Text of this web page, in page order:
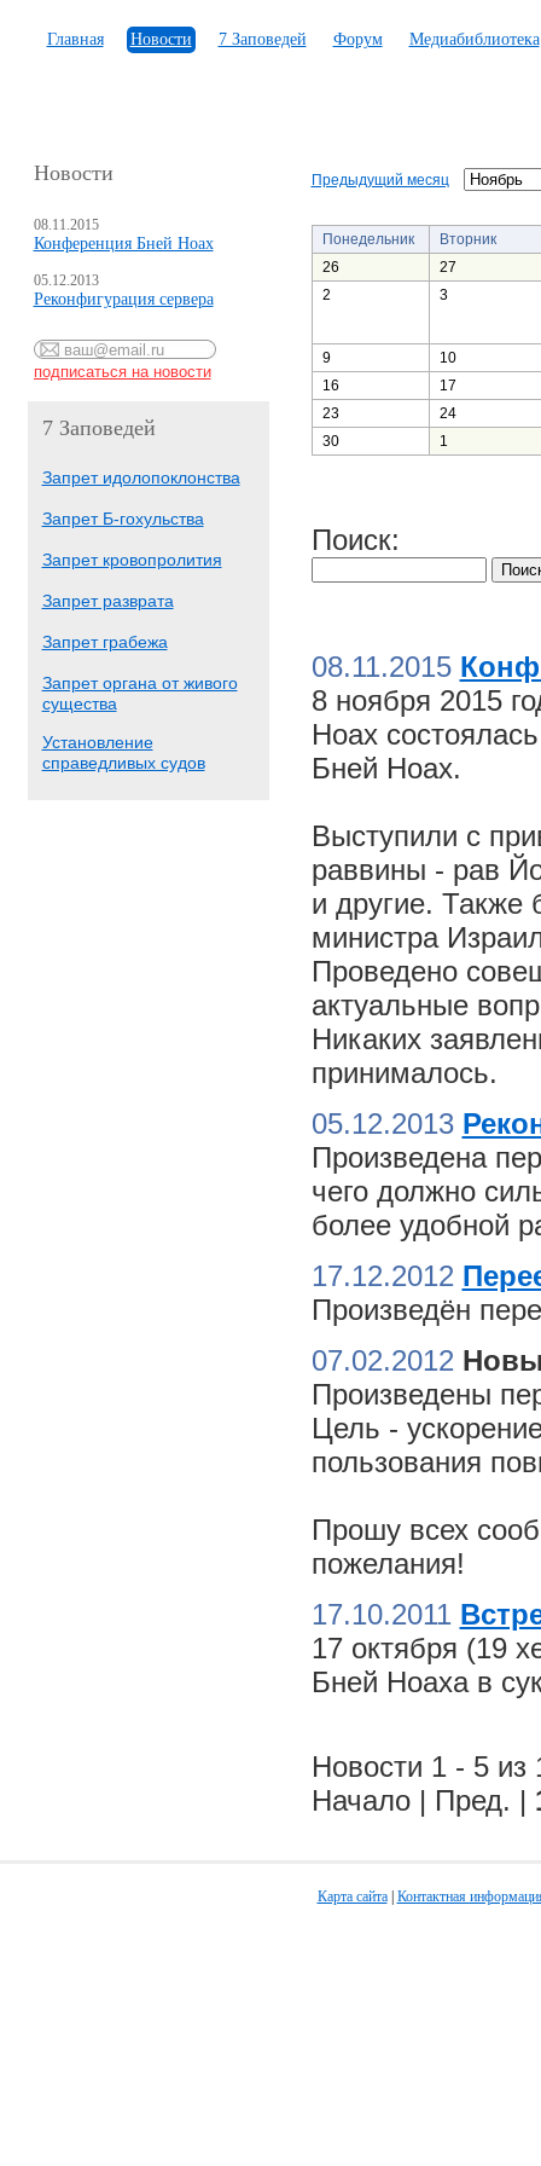
Главная Новости 7 Заповедей Форум Медиабиблиотека
Новости
08.11.2015
Конференция Бней Ноах
05.12.2013
Реконфигурация сервера
7 Заповедей
Запрет идолопоклонства
Запрет Б-гохульства
Запрет кровопролития
Запрет разврата
Запрет грабежа
Запрет органа от живого
существа
Установление
справедливых судов
Предыдущий месяц
Понедельник
Вторник
26
27
2
3
9
10
16
17
23
24
30
1
Поиск:
08.11.2015
8 ноября 2015
Ноах
Бней Ноах.
Выступили с
раввины - рав
и другие. Также
министра
Проведено
актуальные
Никаких
принималось.
05.12.2013
Произведена
чего должно
более удобной
17.12.2012
Произведён
07.02.2012
Произведены
Цель -
пользования
Прошу всех
пожелания!
17.10.2011
17 октября (19
Бней Ноаха в
Новости 1 - 5 из
Начало | Пред. |
Карта сайта| Контактная